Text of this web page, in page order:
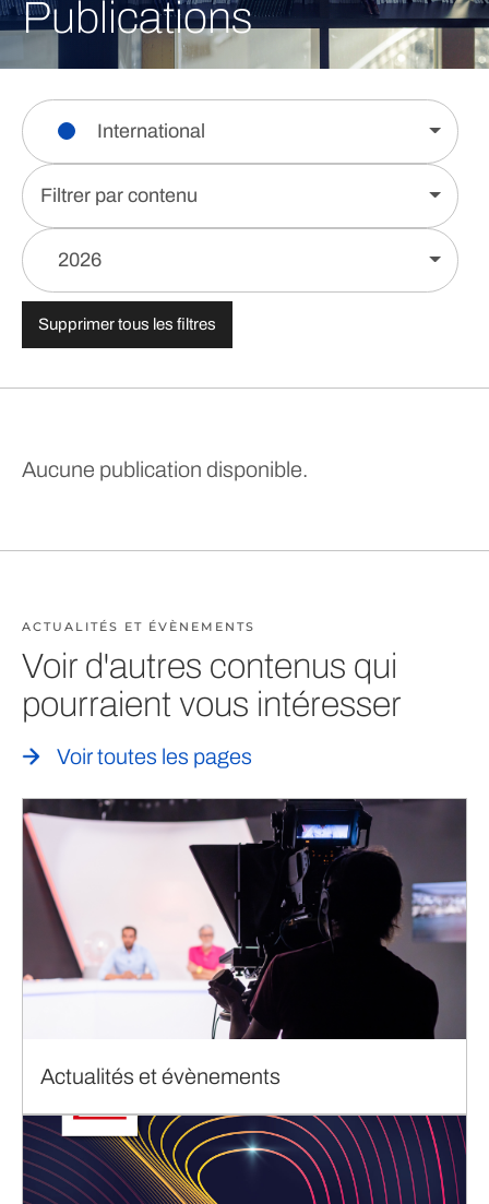
Publications
International
Filtrer par contenu
2026
Supprimer tous les filtres
Aucune publication disponible.
ACTUALITÉS ET ÉVÈNEMENTS
Voir d'autres contenus qui
pourraient vous intéresser
Voir toutes les pages
Actualités et évènements